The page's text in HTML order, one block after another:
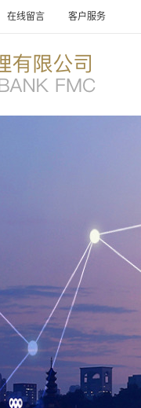
在线留言 客户服务